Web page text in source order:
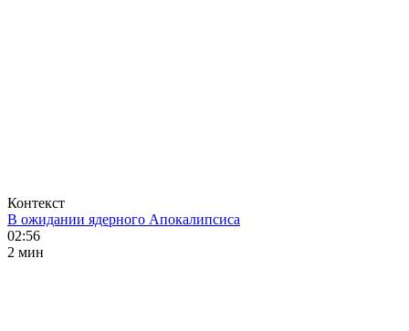
Контекст
В ожидании ядерного Апокалипсиса
02:56
2 мин